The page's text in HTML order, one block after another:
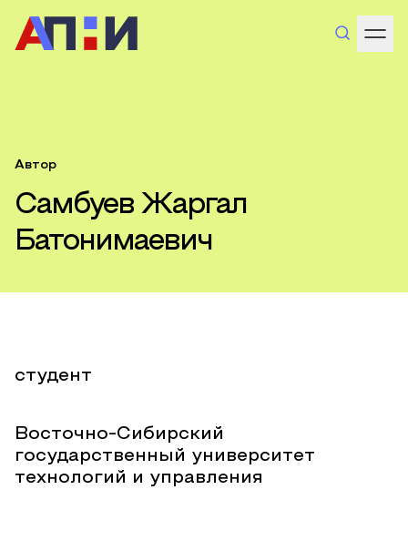
Автор
Самбуев Жаргал
Батонимаевич
студент
Восточно-Сибирский
государственный университет
технологий и управления